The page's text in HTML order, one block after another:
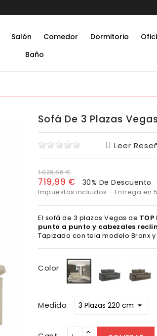
Salón Comedor Dormitorio
Baño
Sofá De 3 Plazas
Leer
1.028,56 €
719,99 € 30% De Descuento
Impuestos incluidos Entrega en
El sofá de 3 plazas Vegas de TOP
punto a punto y cabezales
Tapizado con tela modelo Bronx
Color
Bronx
Beige
Antracita
Medida